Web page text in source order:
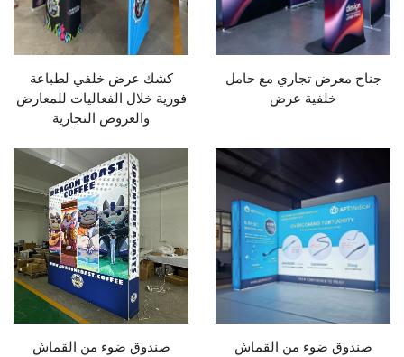
جناح معرض تجاري مع حامل
خلفية عرض
كشك عرض خلفي لطباعة
فورية خلال الفعاليات للمعارض
والعروض التجارية
صندوق ضوء من القماش
صندوق ضوء من القماش